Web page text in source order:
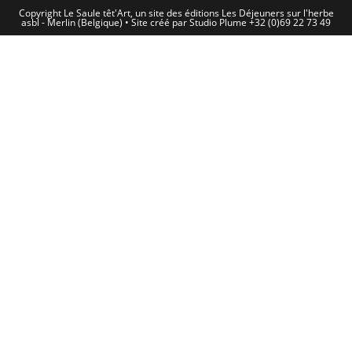
Copyright Le Saule têt'Art, un site des éditions Les Déjeuners sur l'herbe
asbl - Merlin (Belgique) • Site créé par Studio Plume +32 (0)69 22 73 49